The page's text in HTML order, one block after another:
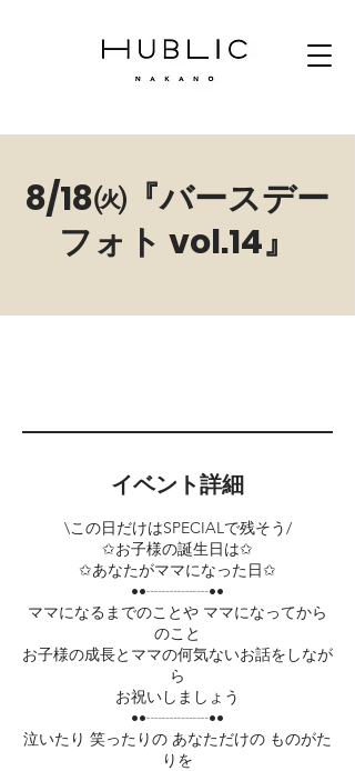
8/18㈫『バースデー
フォト vol.14』
イベント詳細
\この日だけはSPECIALで残そう/
✩お子様の誕生日は✩
✩あなたがママになった日✩
••┈┈┈┈••
ママになるまでのことや ママになってから
のこと
お子様の成長とママの何気ないお話をしなが
ら
お祝いしましょう
••┈┈┈┈••
泣いたり 笑ったりの あなただけの ものがた
りを